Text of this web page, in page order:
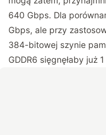
640 Gbps. Dla
Gbps, ale przy
384-bitowej szynie
GDDR6 sięgnęłaby już